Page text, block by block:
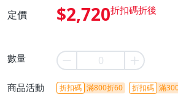
定價 $2,720
數量
商品活動 折扣碼 滿800折60 折扣碼 滿